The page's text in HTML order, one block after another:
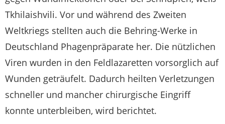
Tkhilaishvili. Vor und während des Zweiten
Weltkriegs stellten auch die Behring-Werke in
Deutschland Phagenpräparate her. Die nützlichen
Viren wurden in den Feldlazaretten vorsorglich auf
Wunden geträufelt. Dadurch heilten Verletzungen
schneller und mancher chirurgische Eingriff
konnte unterbleiben, wird berichtet.